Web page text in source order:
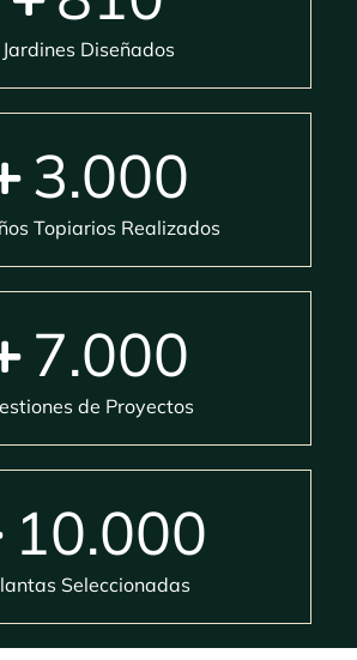
Jardines Diseñados
3.000
Topiarios Realizados
7.000
de Proyectos
10.000
Seleccionadas